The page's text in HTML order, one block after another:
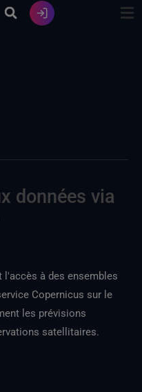
données via
l'accès à des ensembles
Copernicus sur le
les prévisions
satellitaires.